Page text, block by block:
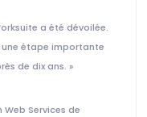
a été dévoilée.
une étape importante
de dix ans. »
Services de